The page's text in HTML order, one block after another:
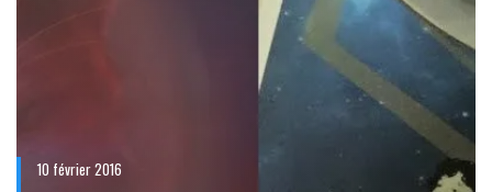
10 février 2016